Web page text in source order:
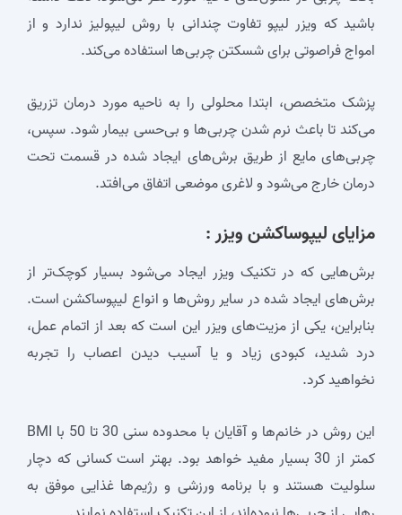
باشید که ویزر لیپو تفاوت چندانی با روش لیپولیز ندارد و از
امواج فراصوتی برای شسکتن چربی‌ها استفاده می‌کند.
پزشک متخصص، ابتدا محلولی را به ناحیه مورد درمان تزریق
می‌کند تا باعث نرم شدن چربی‌ها و بی‌حسی بیمار شود. سپس،
چربی‌های مایع از طریق برش‌های ایجاد شده در قسمت تحت
درمان خارج می‌شود و لاغری موضعی اتفاق می‌افتد.
مزایای لیپوساکشن ویزر :
برش‌هایی که در تکنیک ویزر ایجاد می‌شود بسیار کوچک‌تر از
برش‌های ایجاد شده در سایر روش‌ها و انواع لیپوساکشن است.
بنابراین، یکی از مزیت‌های ویزر این است که بعد از اتمام عمل،
درد شدید، کبودی زیاد و یا آسیب دیدن اعصاب را تجربه
نخواهید کرد.
این روش در خانم‌ها و آقایان با محدوده سنی 30 تا 50 با BMI
کمتر از 30 بسیار مفید خواهد بود. بهتر است کسانی که دچار
سلولیت هستند و با برنامه ورزشی و رژیم‌ها غذایی موفق به